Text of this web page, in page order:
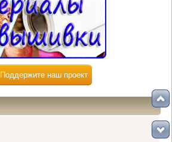
Поддержите наш проект